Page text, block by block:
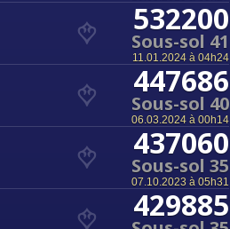
532200
Sous-sol 41
11.01.2024 à 04h24
447686
Sous-sol 40
06.03.2024 à 00h14
437060
Sous-sol 35
07.10.2023 à 05h31
429885